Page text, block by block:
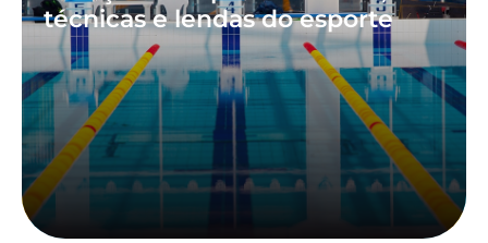
técnicas e lendas do esporte